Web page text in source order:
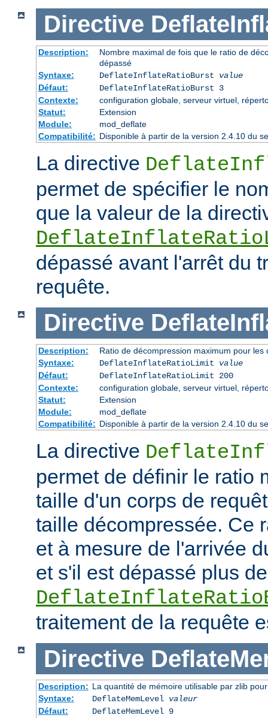
Directive
Description:
Nombre maximal de fois que le ratio de
dépassé
Syntaxe:
DeflateInflateRatioBurst value
Défaut:
DeflateInflateRatioBurst 3
Contexte:
configuration globale, serveur virtuel,
Statut:
Extension
Module:
mod_deflate
Compatibilité: Disponible à partir de la version 2.4.10 du
La directive
permet de spécifier le
que la valeur de la
dépassé avant l'arrêt du
requête.
Directive
Description:
Ratio de décompression maximum pour les
Syntaxe:
DeflateInflateRatioLimit value
Défaut:
DeflateInflateRatioLimit 200
Contexte:
configuration globale, serveur virtuel,
Statut:
Extension
Module:
mod_deflate
Compatibilité: Disponible à partir de la version 2.4.10 du
La directive
permet de définir le ratio
taille d'un corps de
taille décompressée. Ce
et à mesure de l'arrivée
et s'il est dépassé plus de
traitement de la requête
Directive
Description: La quantité de mémoire utilisable par zlib
Syntaxe:
DeflateMemLevel valeur
Défaut:
DeflateMemLevel 9